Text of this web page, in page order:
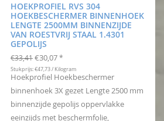
HOEKPROFIEL RVS 304
HOEKBESCHERMER BINNENHOEK
LENGTE 2500MM BINNENZIJDE
VAN ROESTVRIJ STAAL 1.4301
GEPOLIJS
€33,41 €30,07 *
Stukprijs: €47,73 / Kilogram
Hoekprofiel Hoekbeschermer
binnenhoek 3X gezet Lengte 2500 mm
binnenzijde gepolijs oppervlakke
eeinzijds met beschermfolie,